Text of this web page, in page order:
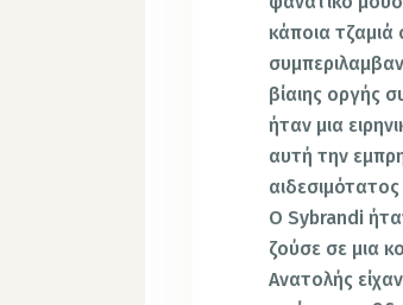
κάποια τζαμιά
βίαιης οργής
ήταν μια
αυτή την
Ο Sybrandi
ζούσε σε μια
Ανατολής